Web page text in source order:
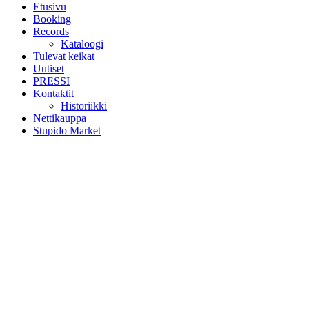
Etusivu
Booking
Records
Kataloogi
Tulevat keikat
Uutiset
PRESSI
Kontaktit
Historiikki
Nettikauppa
Stupido Market